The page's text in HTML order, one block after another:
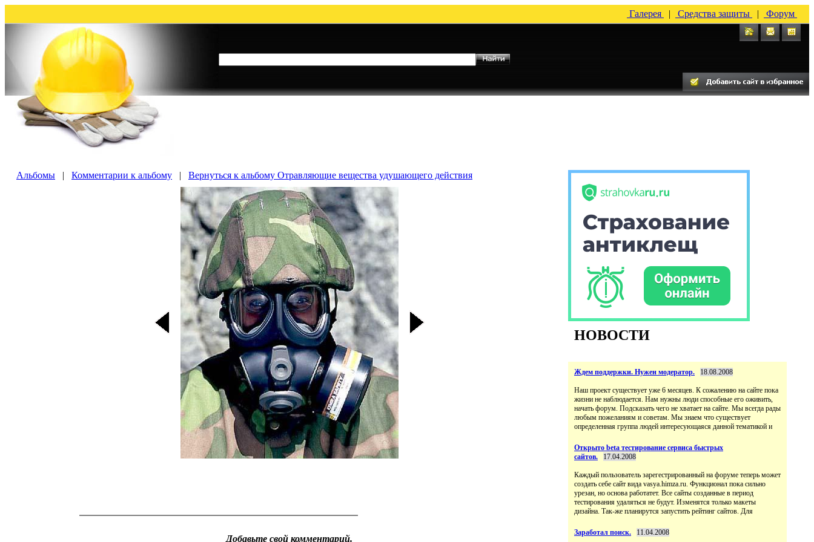
Галерея | Средства защиты | Форум
Альбомы | Комментарии к альбому | Вернуться к альбому Отравляющие вещества удушающего действия
Добавьте свой комментарий.
НОВОСТИ
Ждем поддержки. Нужен модератор. 18.08.2008
Наш проект существует уже 6 месяцев. К сожалению на сайте пока
жизни не наблюдается. Нам нужны люди способные его оживить,
начать форум. Подсказать чего не хватает на сайте. Мы всегда рады
любым пожеланиям и советам. Мы знаем что существует
определенная группа людей интересующаяся данной тематикой и
Открыто beta тестирование сервиса быстрых
сайтов.
17.04.2008
Каждый пользователь зарегестрированный на форуме теперь может
создать себе сайт вида vasya.himza.ru. Функционал пока сильно
урезан, но основа работатет. Все сайты созданные в период
тестирования удаляться не будут. Изменятся только макеты
дизайна. Так-же планирутся запустить рейтинг сайтов. Для
Заработал поиск. 11.04.2008